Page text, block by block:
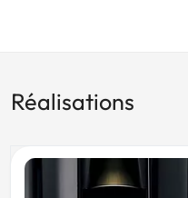
Réalisations